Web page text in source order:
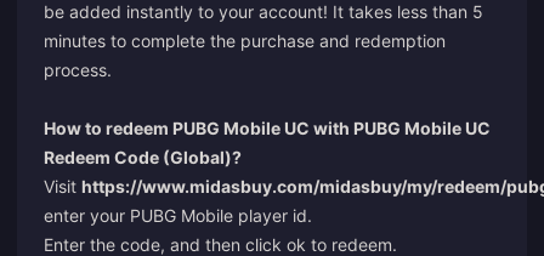
be added instantly to your account! It takes less than 5
minutes to complete the purchase and redemption
process.
How to redeem PUBG Mobile UC with PUBG Mobile UC
Redeem Code (Global)?
Visit https://www.midasbuy.com/midasbuy/my/redeem/
enter your PUBG Mobile player id.
Enter the code, and then click ok to redeem.